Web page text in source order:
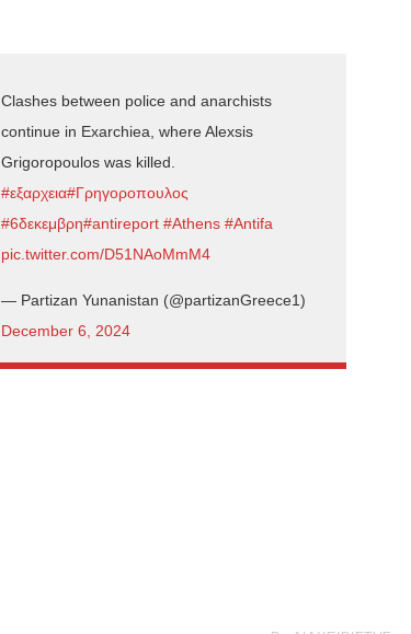
Clashes between police and anarchists
continue in Exarchiea, where Alexsis
Grigoropoulos was killed.
#εξαρχεια#Γρηγοροπουλος
#6δεκεμβρη#antireport #Athens #Antifa
pic.twitter.com/D51NAoMmM4
— Partizan Yunanistan (@partizanGreece1)
December 6, 2024